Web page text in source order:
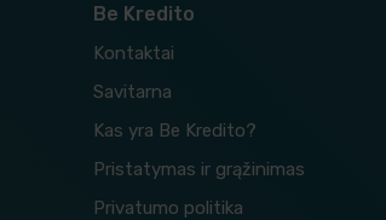
Be Kredito
Kontaktai
Savitarna
Kas yra Be Kredito?
Pristatymas ir grąžinimas
Privatumo politika